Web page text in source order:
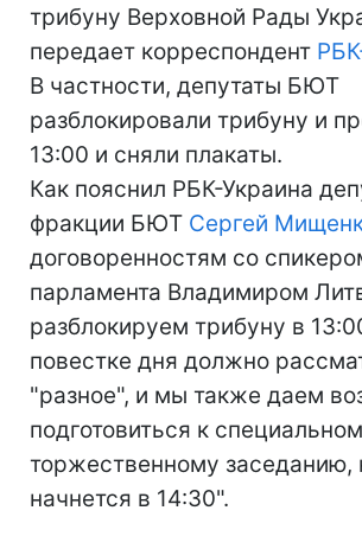
трибуну Верховной Рады
передает корреспондент
В частности, депутаты БЮТ
разблокировали трибуну и
13:00 и сняли плакаты.
Как пояснил РБК-Украина
фракции БЮТ Сергей
договоренностям со
парламента Владимиром
разблокируем трибуну в
повестке дня должно
"разное", и мы также даем
подготовиться к
торжественному заседанию,
начнется в 14:30".